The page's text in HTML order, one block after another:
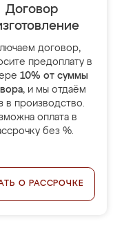
Договор
договор,
предоплату в
10% от суммы
, и мы отдаём
в производство.
оплата в
без %.
О РАССРОЧКЕ